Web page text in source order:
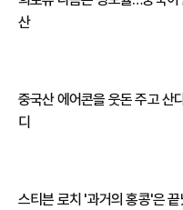
산
중국산 에어콘을 웃돈 주고 산
디
스티븐 로치 '과거의 홍콩'은